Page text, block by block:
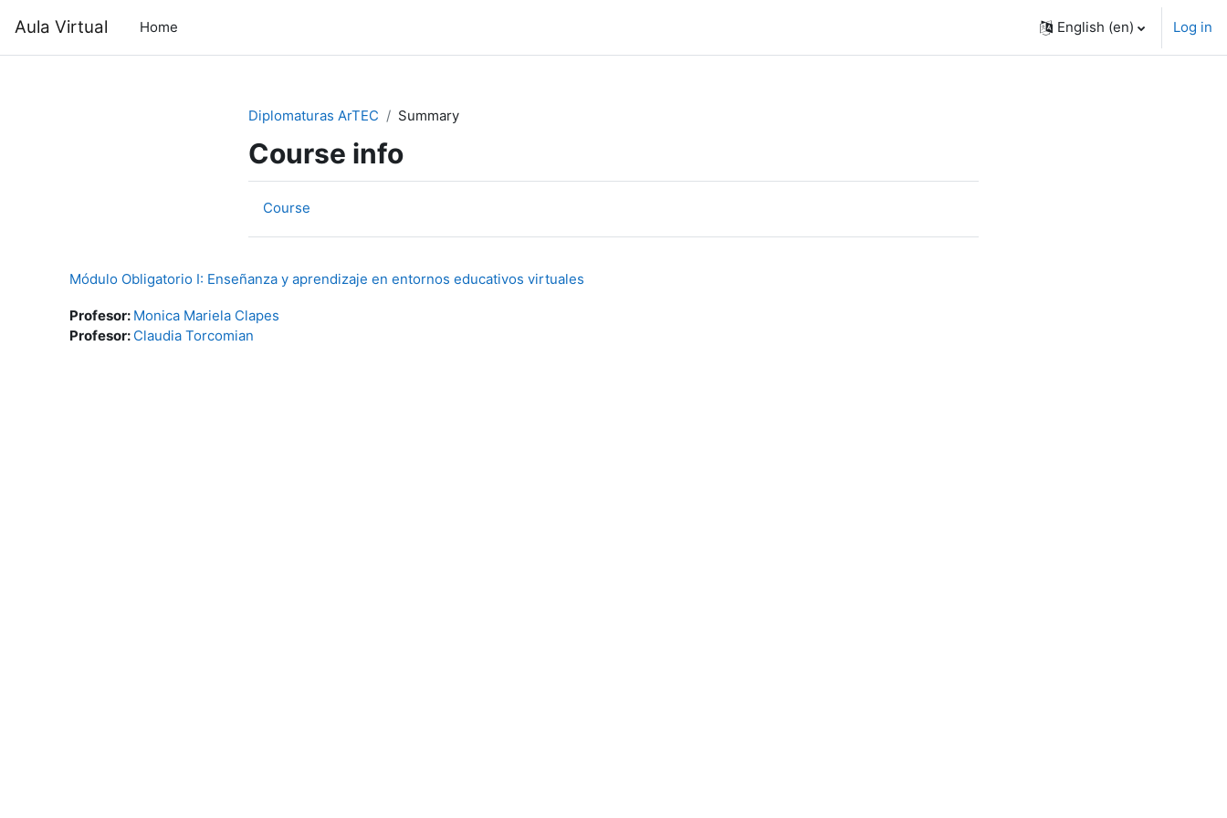
Aula Virtual Home English ‎(en)‎ Log in
Diplomaturas ArTEC Summary
Course info
Course
Módulo Obligatorio I: Enseñanza y aprendizaje en entornos educativos virtuales
Profesor: Monica Mariela Clapes
Profesor: Claudia Torcomian